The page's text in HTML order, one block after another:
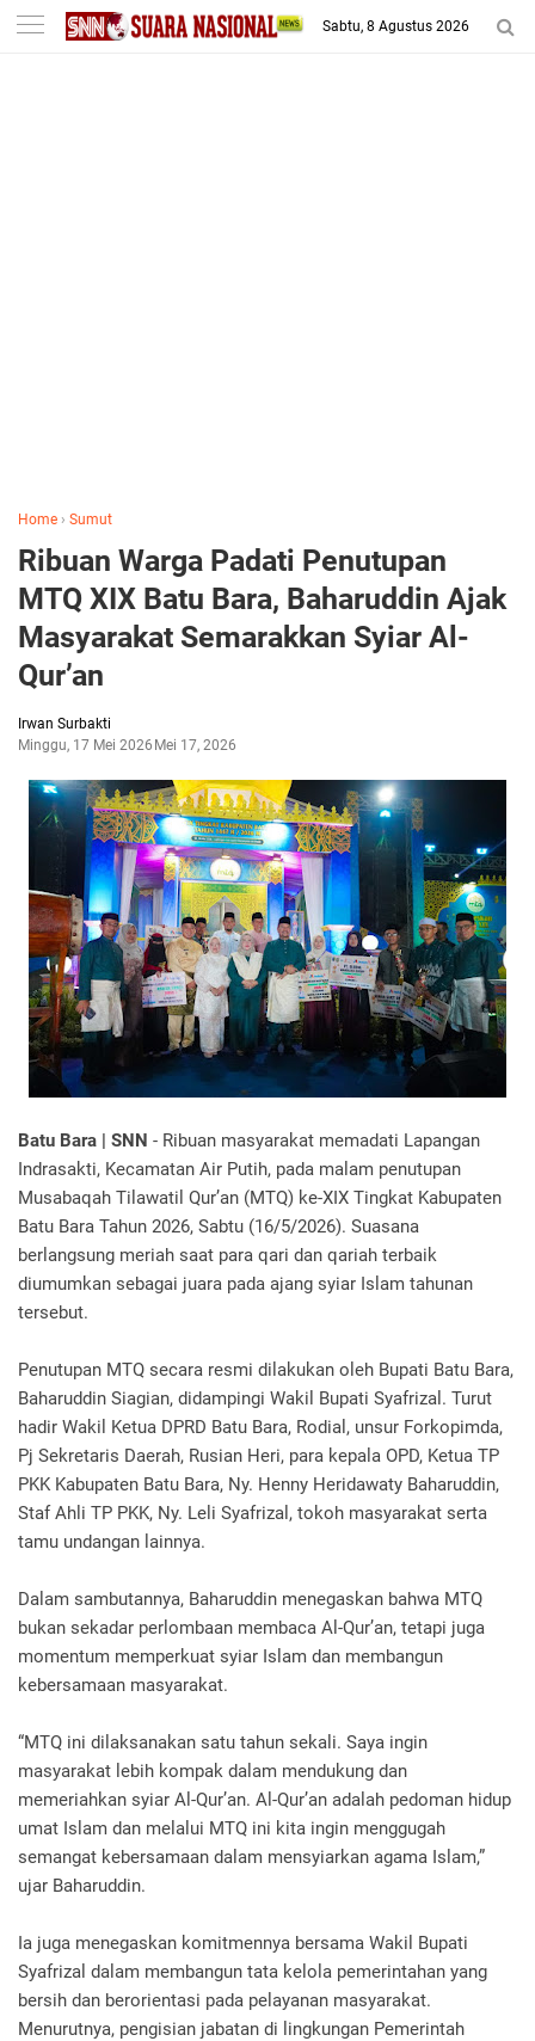
-->
Sabtu, 8 Agustus 2026
Home › Sumut
Ribuan Warga Padati Penutupan
MTQ XIX Batu Bara, Baharuddin Ajak
Masyarakat Semarakkan Syiar Al-
Qur’an
Irwan Surbakti
Minggu, 17 Mei 2026 Mei 17, 2026
Batu Bara | SNN - Ribuan masyarakat memadati Lapangan
Indrasakti, Kecamatan Air Putih, pada malam penutupan
Musabaqah Tilawatil Qur’an (MTQ) ke-XIX Tingkat Kabupaten
Batu Bara Tahun 2026, Sabtu (16/5/2026). Suasana
berlangsung meriah saat para qari dan qariah terbaik
diumumkan sebagai juara pada ajang syiar Islam tahunan
tersebut.
Penutupan MTQ secara resmi dilakukan oleh Bupati Batu Bara,
Baharuddin Siagian, didampingi Wakil Bupati Syafrizal. Turut
hadir Wakil Ketua DPRD Batu Bara, Rodial, unsur Forkopimda,
Pj Sekretaris Daerah, Rusian Heri, para kepala OPD, Ketua TP
PKK Kabupaten Batu Bara, Ny. Henny Heridawaty Baharuddin,
Staf Ahli TP PKK, Ny. Leli Syafrizal, tokoh masyarakat serta
tamu undangan lainnya.
Dalam sambutannya, Baharuddin menegaskan bahwa MTQ
bukan sekadar perlombaan membaca Al-Qur’an, tetapi juga
momentum memperkuat syiar Islam dan membangun
kebersamaan masyarakat.
“MTQ ini dilaksanakan satu tahun sekali. Saya ingin
masyarakat lebih kompak dalam mendukung dan
memeriahkan syiar Al-Qur’an. Al-Qur’an adalah pedoman hidup
umat Islam dan melalui MTQ ini kita ingin menggugah
semangat kebersamaan dalam mensyiarkan agama Islam,”
ujar Baharuddin.
Ia juga menegaskan komitmennya bersama Wakil Bupati
Syafrizal dalam membangun tata kelola pemerintahan yang
bersih dan berorientasi pada pelayanan masyarakat.
Menurutnya, pengisian jabatan di lingkungan Pemerintah